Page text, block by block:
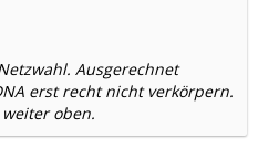
Ausgerechnet
erst recht nicht verkörpern.
oben.